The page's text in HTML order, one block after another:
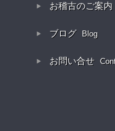
お稽古のご案内
ブログ Blog
お問い合せ